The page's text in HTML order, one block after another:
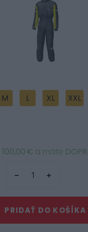
M L XL XXL
100,00 € a máte
PRIDAŤ DO KOŠÍKA